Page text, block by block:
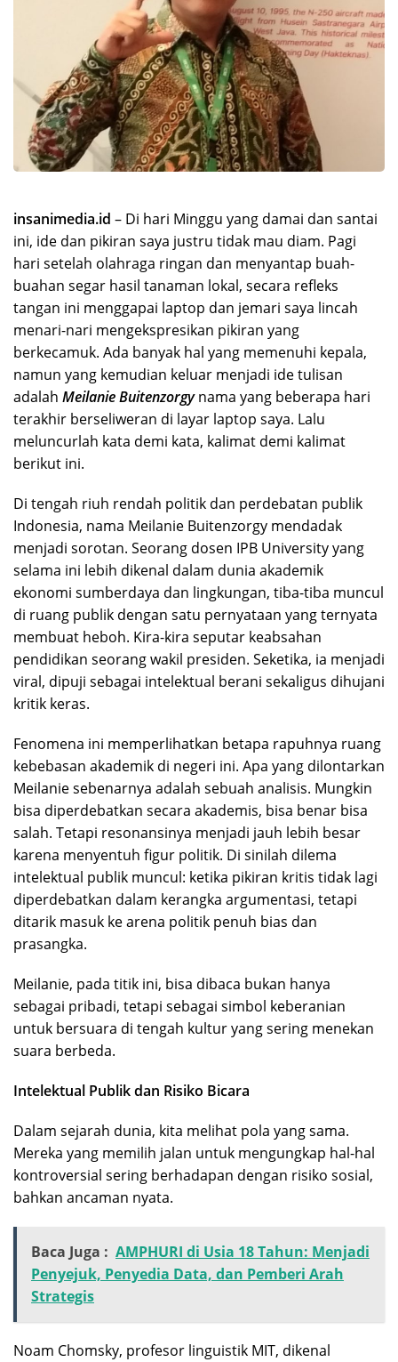
insanimedia.id – Di hari Minggu yang damai dan santai
ini, ide dan pikiran saya justru tidak mau diam. Pagi
hari setelah olahraga ringan dan menyantap buah-
buahan segar hasil tanaman lokal, secara refleks
tangan ini menggapai laptop dan jemari saya lincah
menari-nari mengekspresikan pikiran yang
berkecamuk. Ada banyak hal yang memenuhi kepala,
namun yang kemudian keluar menjadi ide tulisan
adalah Meilanie Buitenzorgynama yang beberapa hari
terakhir berseliweran di layar laptop saya. Lalu
meluncurlah kata demi kata, kalimat demi kalimat
berikut ini.
Di tengah riuh rendah politik dan perdebatan publik
Indonesia, nama Meilanie Buitenzorgy mendadak
menjadi sorotan. Seorang dosen IPB University yang
selama ini lebih dikenal dalam dunia akademik
ekonomi sumberdaya dan lingkungan, tiba-tiba muncul
di ruang publik dengan satu pernyataan yang ternyata
membuat heboh. Kira-kira seputar keabsahan
pendidikan seorang wakil presiden. Seketika, ia menjadi
viral, dipuji sebagai intelektual berani sekaligus dihujani
kritik keras.
Fenomena ini memperlihatkan betapa rapuhnya ruang
kebebasan akademik di negeri ini. Apa yang dilontarkan
Meilanie sebenarnya adalah sebuah analisis. Mungkin
bisa diperdebatkan secara akademis, bisa benar bisa
salah. Tetapi resonansinya menjadi jauh lebih besar
karena menyentuh figur politik. Di sinilah dilema
intelektual publik muncul: ketika pikiran kritis tidak lagi
diperdebatkan dalam kerangka argumentasi, tetapi
ditarik masuk ke arena politik penuh bias dan
prasangka.
Meilanie, pada titik ini, bisa dibaca bukan hanya
sebagai pribadi, tetapi sebagai simbol keberanian
untuk bersuara di tengah kultur yang sering menekan
suara berbeda.
Intelektual Publik dan Risiko Bicara
Dalam sejarah dunia, kita melihat pola yang sama.
Mereka yang memilih jalan untuk mengungkap hal-hal
kontroversial sering berhadapan dengan risiko sosial,
bahkan ancaman nyata.
Baca Juga : AMPHURI di Usia 18 Tahun: Menjadi
Penyejuk, Penyedia Data, dan Pemberi Arah
Strategis
Noam Chomsky, profesor linguistik MIT, dikenal